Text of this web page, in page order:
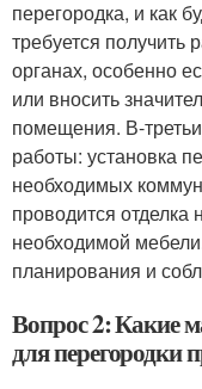
перегородка, и как
требуется получить
органах, особенно
или вносить
помещения. В-
работы: установка
необходимых
проводится
необходимой
планирования и
Вопрос 2: Какие
для перегородки